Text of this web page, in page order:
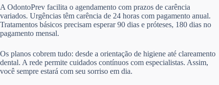
A OdontoPrev facilita o agendamento com prazos de carência
variados. Urgências têm carência de 24 horas com pagamento anual.
Tratamentos básicos precisam esperar 90 dias e próteses, 180 dias no
pagamento mensal.
Os planos cobrem tudo: desde a orientação de higiene até clareamento
dental. A rede permite cuidados contínuos com especialistas. Assim,
você sempre estará com seu sorriso em dia.